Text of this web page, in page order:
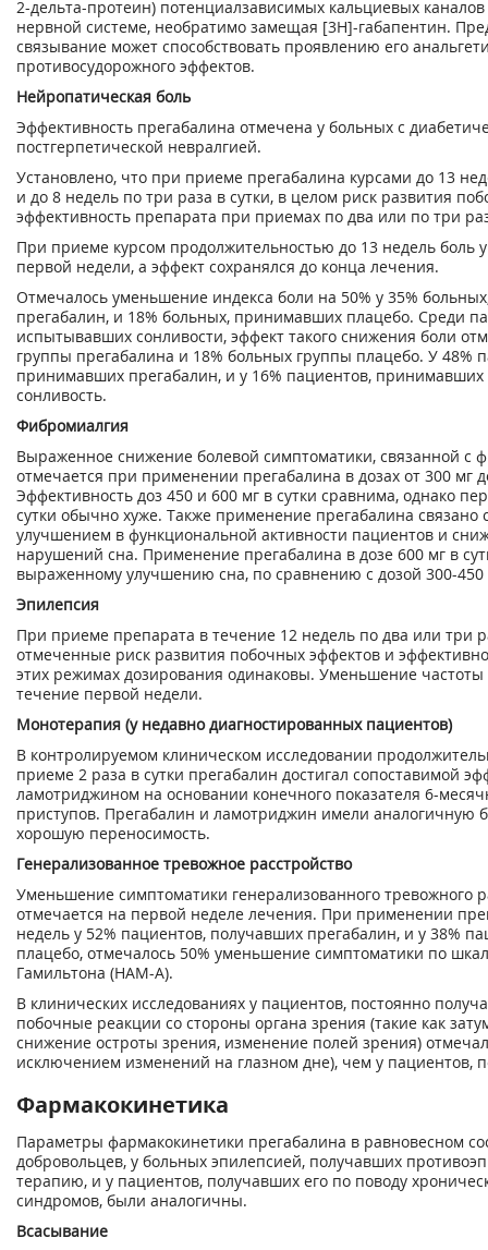
2-дельта-протеин) потенциалзависимых кальциевых
нервной системе, необратимо замещая [3Н]-габапентин.
связывание может способствовать проявлению его
противосудорожного эффектов.
Нейропатическая боль
Эффективность прегабалина отмечена у больных с
постгерпетической невралгией.
Установлено, что при приеме прегабалина курсами до 13
и до 8 недель по три раза в сутки, в целом риск развития
эффективность препарата при приемах по два или по три
При приеме курсом продолжительностью до 13 недель боль
первой недели, а эффект сохранялся до конца лечения.
Отмечалось уменьшение индекса боли на 50% у 35%
прегабалин, и 18% больных, принимавших плацебо. Среди
испытывавших сонливости, эффект такого снижения боли
группы прегабалина и 18% больных группы плацебо. У 48%
принимавших прегабалин, и у 16% пациентов, принимавших
сонливость.
Фибромиалгия
Выраженное снижение болевой симптоматики, связанной с
отмечается при применении прегабалина в дозах от 300 мг
Эффективность доз 450 и 600 мг в сутки сравнима, однако
сутки обычно хуже. Также применение прегабалина связано
улучшением в функциональной активности пациентов и
нарушений сна. Применение прегабалина в дозе 600 мг в
выраженному улучшению сна, по сравнению с дозой 300-450
Эпилепсия
При приеме препарата в течение 12 недель по два или три
отмеченные риск развития побочных эффектов и
этих режимах дозирования одинаковы. Уменьшение частоты
течение первой недели.
Монотерапия (у недавно диагностированных пациентов)
В контролируемом клиническом исследовании
приеме 2 раза в сутки прегабалин достигал сопоставимой
ламотриджином на основании конечного показателя 6-
приступов. Прегабалин и ламотриджин имели аналогичную
хорошую переносимость.
Генерализованное тревожное расстройство
Уменьшение симптоматики генерализованного тревожного
отмечается на первой неделе лечения. При применении
недель у 52% пациентов, получавших прегабалин, и у 38%
плацебо, отмечалось 50% уменьшение симптоматики по
Гамильтона (НАМ-А).
В клинических исследованиях у пациентов, постоянно
побочные реакции со стороны органа зрения (такие как
снижение остроты зрения, изменение полей зрения)
исключением изменений на глазном дне), чем у пациентов,
Фармакокинетика
Параметры фармакокинетики прегабалина в равновесном
добровольцев, у больных эпилепсией, получавших
терапию, и у пациентов, получавших его по поводу
синдромов, были аналогичны.
Всасывание